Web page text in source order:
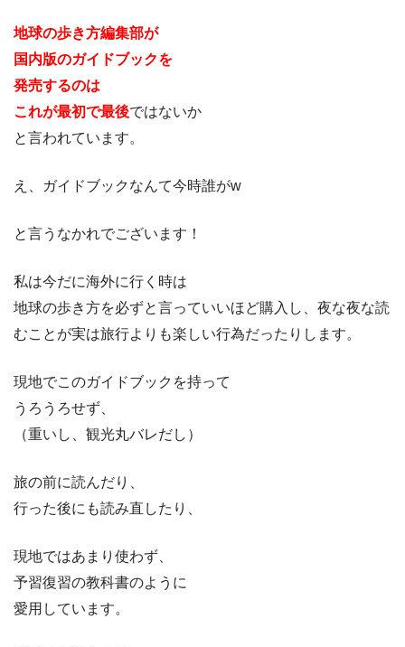
地球の歩き方編集部が
国内版のガイドブックを
発売するのは
これが最初で最後ではないか
と言われています。
え、ガイドブックなんて今時誰がw
と言うなかれでございます！
私は今だに海外に行く時は
地球の歩き方を必ずと言っていいほど購入し、夜な夜な読
むことが実は旅行よりも楽しい行為だったりします。
現地でこのガイドブックを持って
うろうろせず、
（重いし、観光丸バレだし）
旅の前に読んだり、
行った後にも読み直したり、
現地ではあまり使わず、
予習復習の教科書のように
愛用しています。